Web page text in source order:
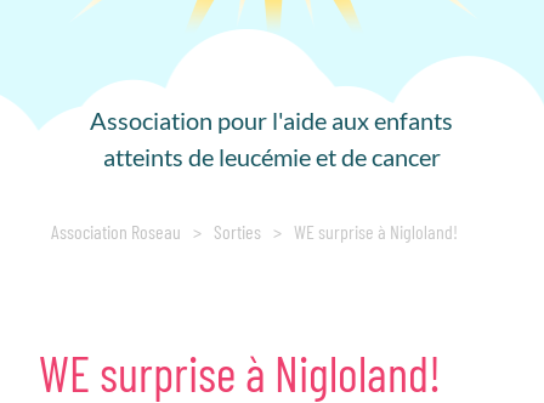
Association pour l'aide aux enfants
atteints de leucémie et de cancer
Association Roseau > Sorties > WE surprise à Nigloland!
WE surprise à Nigloland!